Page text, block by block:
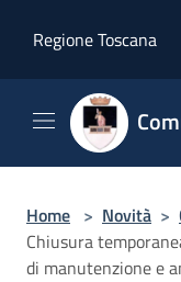
Regione Toscana
Home > Novità >
Chiusura
di manutenzione e